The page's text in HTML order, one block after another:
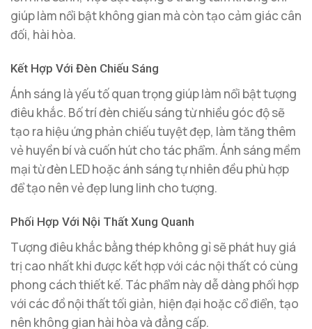
giúp làm nổi bật không gian mà còn tạo cảm giác cân
đối, hài hòa.
Kết Hợp Với Đèn Chiếu Sáng
Ánh sáng là yếu tố quan trọng giúp làm nổi bật tượng
điêu khắc. Bố trí đèn chiếu sáng từ nhiều góc độ sẽ
tạo ra hiệu ứng phản chiếu tuyệt đẹp, làm tăng thêm
vẻ huyền bí và cuốn hút cho tác phẩm. Ánh sáng mềm
mại từ đèn LED hoặc ánh sáng tự nhiên đều phù hợp
để tạo nên vẻ đẹp lung linh cho tượng.
Phối Hợp Với Nội Thất Xung Quanh
Tượng điêu khắc bằng thép không gỉ sẽ phát huy giá
trị cao nhất khi được kết hợp với các nội thất có cùng
phong cách thiết kế. Tác phẩm này dễ dàng phối hợp
với các đồ nội thất tối giản, hiện đại hoặc cổ điển, tạo
nên không gian hài hòa và đẳng cấp.